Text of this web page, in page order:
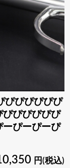
ぴぴぴぴぴぴ
ぴぴぴぴぴぴ
ーぴーぴーぴ
円(税込)